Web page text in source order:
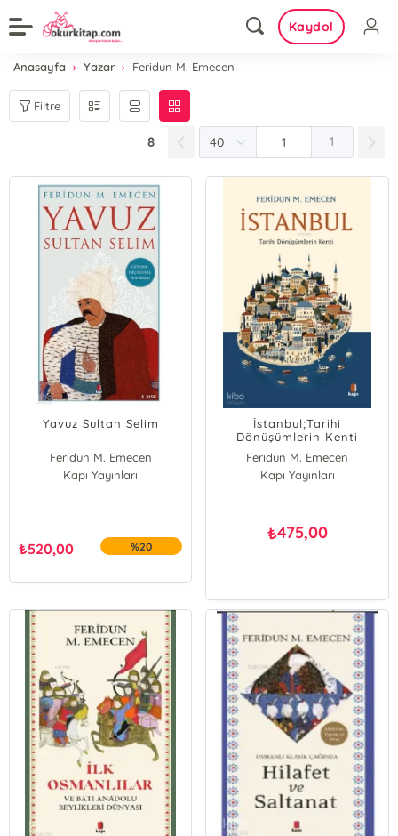
Kaydol
Anasayfa Yazar Feridun M. Emecen
Filtre
8 1
Yavuz Sultan Selim
Feridun M. Emecen
Kapı Yayınları
₺520,00 %20
İstanbul;Tarihi
Dönüşümlerin Kenti
Feridun M. Emecen
Kapı Yayınları
₺475,00